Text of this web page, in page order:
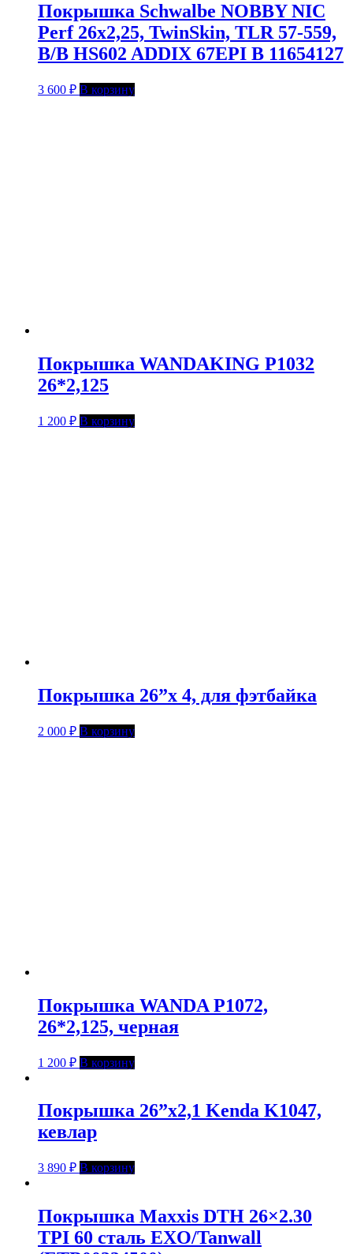
Покрышка Schwalbe NOBBY NIC
Perf 26х2,25, TwinSkin, TLR 57-559,
B/B HS602 ADDIX 67EPI B 11654127
3 600 ₽ В корзину
Покрышка WANDAKING P1032
26*2,125
1 200 ₽ В корзину
Покрышка 26”х 4, для фэтбайка
2 000 ₽ В корзину
Покрышка WANDA P1072,
26*2,125, черная
1 200 ₽ В корзину
Покрышка 26”х2,1 Kenda K1047,
кевлар
3 890 ₽ В корзину
Покрышка Maxxis DTH 26×2.30
TPI 60 сталь EXO/Tanwall